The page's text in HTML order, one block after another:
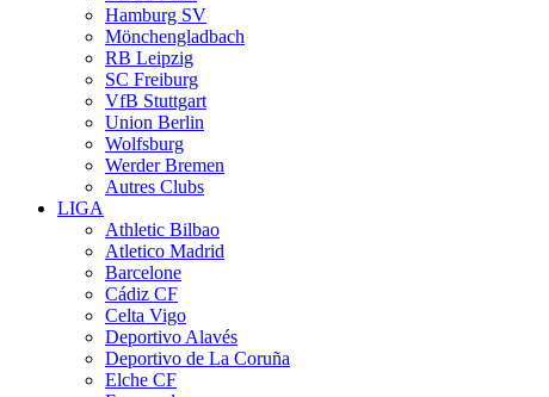
Hamburg SV
Mönchengladbach
RB Leipzig
SC Freiburg
VfB Stuttgart
Union Berlin
Wolfsburg
Werder Bremen
Autres Clubs
LIGA
Athletic Bilbao
Atletico Madrid
Barcelone
Cádiz CF
Celta Vigo
Deportivo Alavés
Deportivo de La Coruña
Elche CF